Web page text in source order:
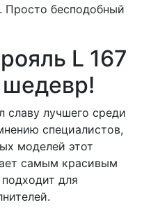
Просто бесподобный
L 167
славу лучшего среди
специалистов,
моделей этот
самым красивым
для